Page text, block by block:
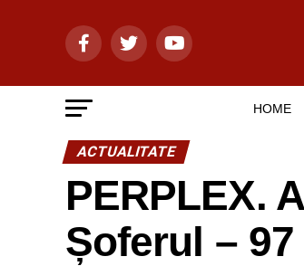
HOME
ACTUALITATE
PERPLEX.
Șoferul –